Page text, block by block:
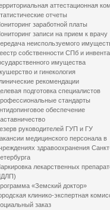
аттестационная
отчеты
заработной платы
записи на прием к врачу
неиспользуемого
собственности СПб и
имущества
и гинекология
рекомендации
подготовка специалистов
стандарты
обеспечение
руководителей ГУП и ГУ
медицинского персонала в
здравоохранения
лекарственных
«Земский доктор»
клинико-экспертная
заказ